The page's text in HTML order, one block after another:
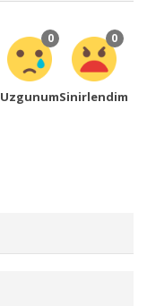
0
Uzgunum
0
Sinirlendim